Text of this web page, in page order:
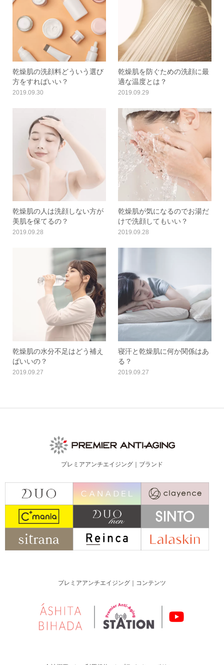
乾燥肌の洗顔料どういう選び
方をすればいい？
2019.09.30
乾燥肌を防ぐための洗顔に最
適な温度とは？
2019.09.29
乾燥肌の人は洗顔しない方が
美肌を保てるの？
2019.09.28
乾燥肌が気になるのでお湯だ
けで洗顔してもいい？
2019.09.28
乾燥肌の水分不足はどう補え
ばいいの？
2019.09.27
寝汗と乾燥肌に何か関係はあ
る？
2019.09.27
プレミアアンチエイジング｜ブランド
プレミアアンチエイジング｜コンテンツ